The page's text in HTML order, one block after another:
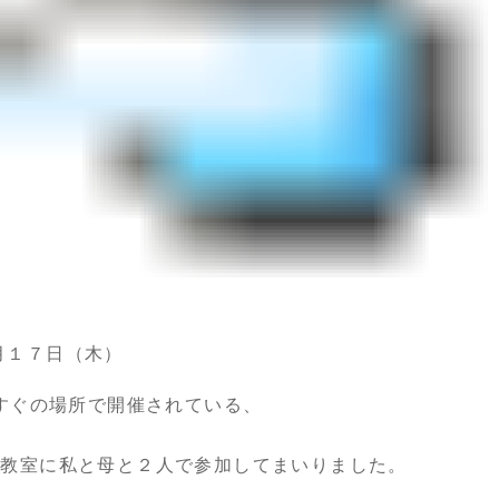
１７日（木）
の場所で開催されている、
室に私と母と２人で参加してまいりました。